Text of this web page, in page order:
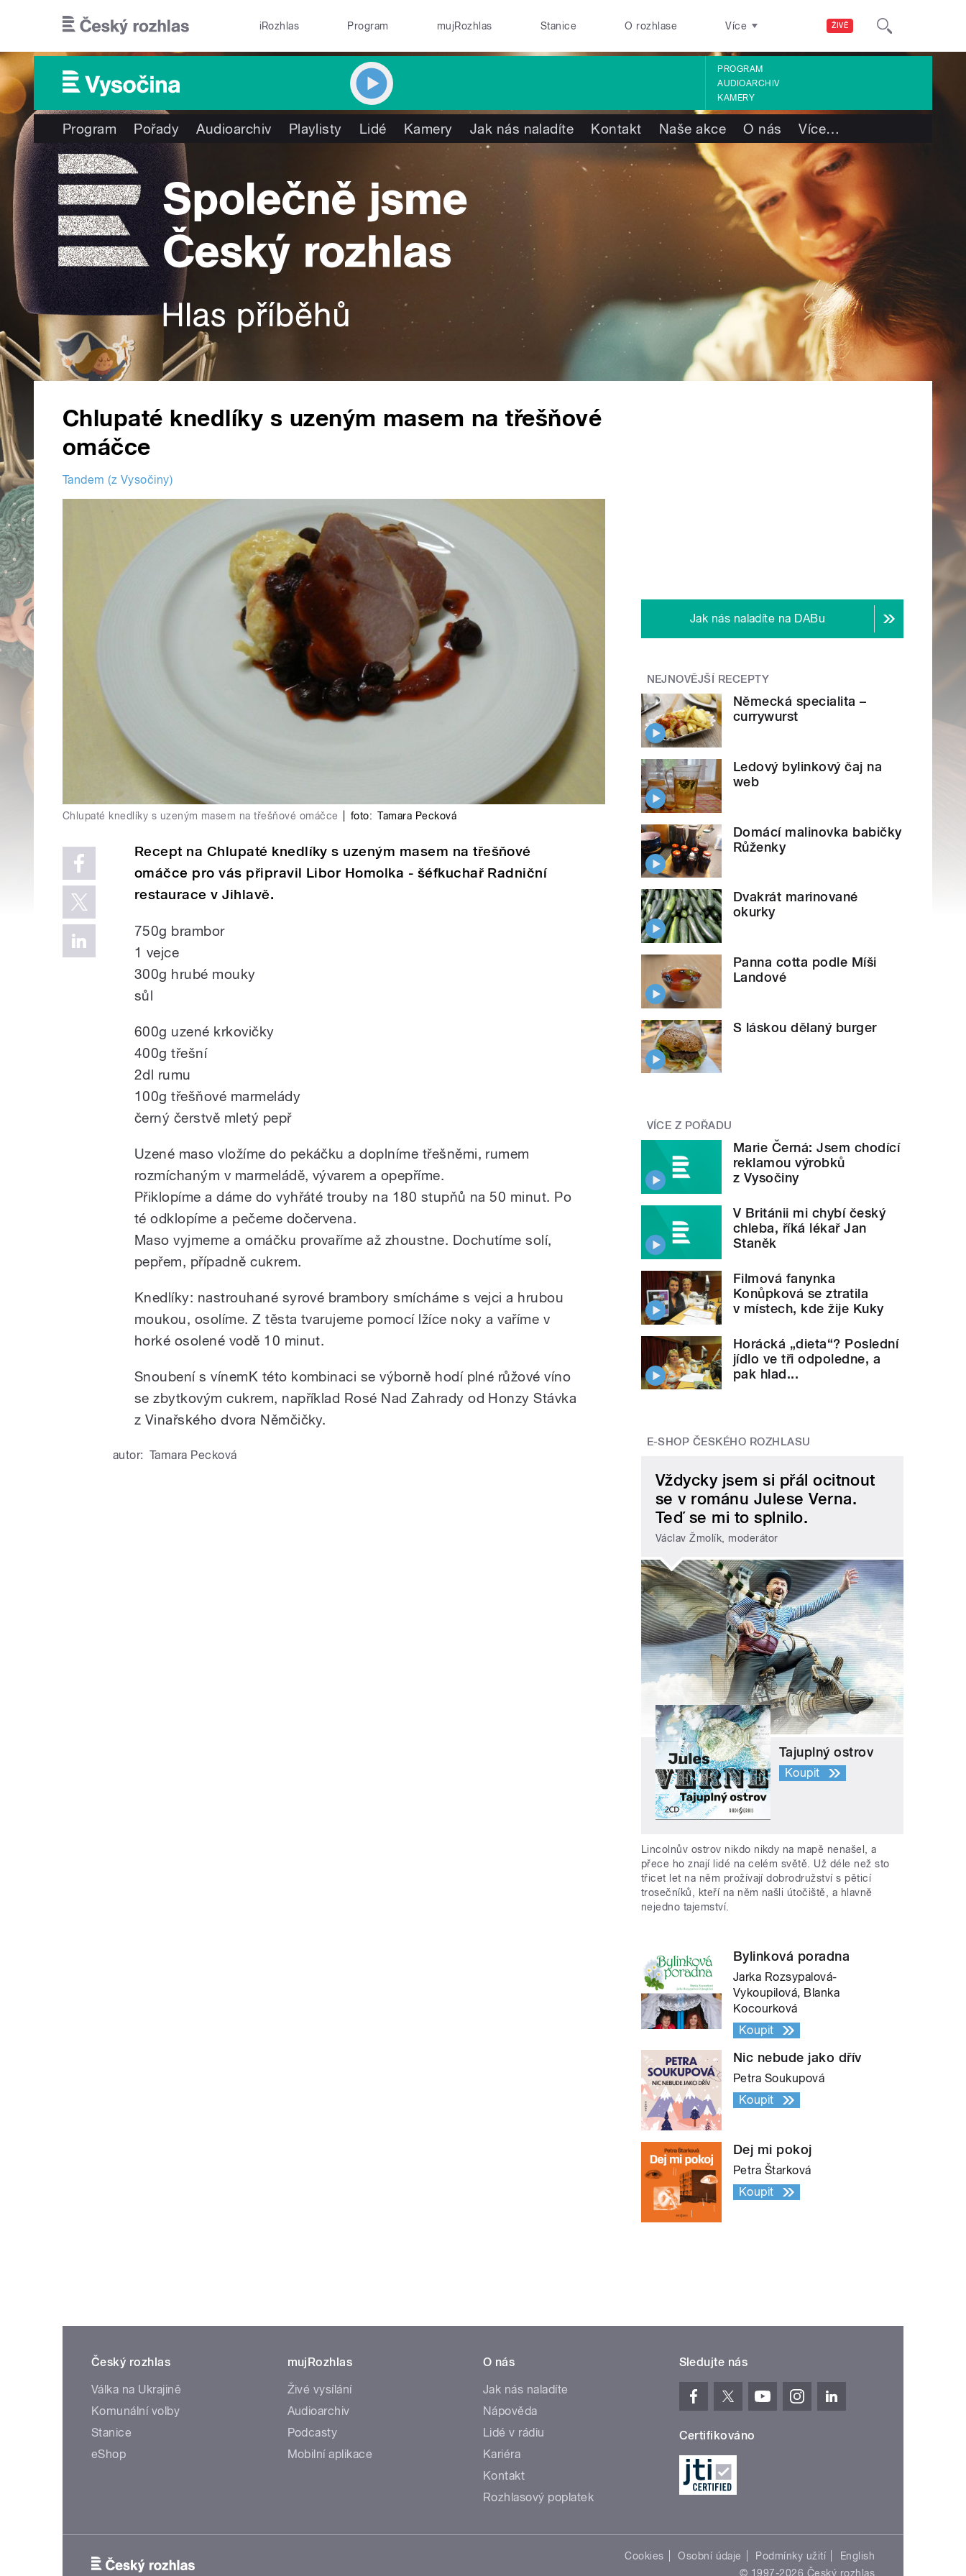
ŽIVĚ
iRozhlas Program mujRozhlas Stanice O rozhlase Více
PROGRAM
AUDIOARCHIV
KAMERY
Program Pořady Audioarchiv Playlisty Lidé Kamery Jak nás naladíte Kontakt Naše akce O nás Více…
Chlupaté knedlíky s uzeným masem na třešňové
omáčce
Tandem (z Vysočiny)
Chlupaté knedlíky s uzeným masem na třešňové omáčce foto: Tamara Pecková
Recept na Chlupaté knedlíky s uzeným masem na třešňové
omáčce pro vás připravil Libor Homolka - šéfkuchař Radniční
restaurace v Jihlavě.
750g brambor
1 vejce
300g hrubé mouky
sůl
600g uzené krkovičky
400g třešní
2dl rumu
100g třešňové marmelády
černý čerstvě mletý pepř
Uzené maso vložíme do pekáčku a doplníme třešněmi, rumem
rozmíchaným v marmeládě, vývarem a opepříme.
Přiklopíme a dáme do vyhřáté trouby na 180 stupňů na 50 minut. Po
té odklopíme a pečeme dočervena.
Maso vyjmeme a omáčku provaříme až zhoustne. Dochutíme solí,
pepřem, případně cukrem.
Knedlíky: nastrouhané syrové brambory smícháme s vejci a hrubou
moukou, osolíme. Z těsta tvarujeme pomocí lžíce noky a vaříme v
horké osolené vodě 10 minut.
Snoubení s vínemK této kombinaci se výborně hodí plné růžové víno
se zbytkovým cukrem, například Rosé Nad Zahrady od Honzy Stávka
z Vinařského dvora Němčičky.
autor: Tamara Pecková
Jak nás naladíte na DABu
NEJNOVĚJŠÍ RECEPTY
Německá specialita –
currywurst
Ledový bylinkový čaj na
web
Domácí malinovka babičky
Růženky
Dvakrát marinované
okurky
Panna cotta podle Míši
Landové
S láskou dělaný burger
VÍCE Z POŘADU
Marie Černá: Jsem chodící
reklamou výrobků
z Vysočiny
V Británii mi chybí český
chleba, říká lékař Jan
Staněk
Filmová fanynka
Konůpková se ztratila
v místech, kde žije Kuky
Horácká „dieta“? Poslední
jídlo ve tři odpoledne, a
pak hlad...
E-SHOP ČESKÉHO ROZHLASU
Vždycky jsem si přál ocitnout
se v románu Julese Verna.
Teď se mi to splnilo.
Václav Žmolík, moderátor
Tajuplný ostrov
Koupit
Lincolnův ostrov nikdo nikdy na mapě nenašel, a
přece ho znají lidé na celém světě. Už déle než sto
třicet let na něm prožívají dobrodružství s pěticí
trosečníků, kteří na něm našli útočiště, a hlavně
nejedno tajemství.
Bylinková poradna
Jarka Rozsypalová-
Vykoupilová, Blanka
Kocourková
Koupit
Nic nebude jako dřív
Petra Soukupová
Koupit
Dej mi pokoj
Petra Štarková
Koupit
Český rozhlas
Válka na Ukrajině
Komunální volby
Stanice
eShop
mujRozhlas
Živé vysílání
Audioarchiv
Podcasty
Mobilní aplikace
O nás
Jak nás naladíte
Nápověda
Lidé v rádiu
Kariéra
Kontakt
Rozhlasový poplatek
Sledujte nás
Certifikováno
Cookies Osobní údaje Podmínky užití
English
© 1997-2026 Český rozhlas